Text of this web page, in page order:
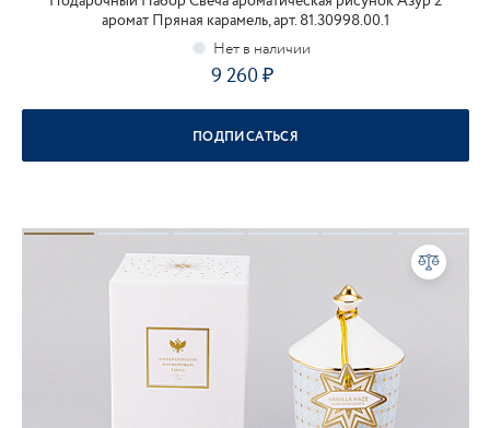
аромат Пряная карамель, арт. 81.30998.00.1
9 260
ПОДПИСАТЬСЯ